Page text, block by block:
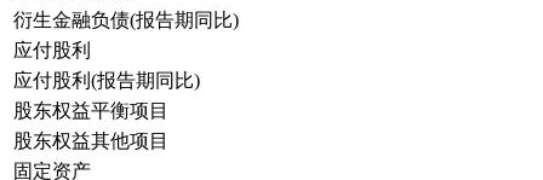
衍生金融负债(报告期同比)
应付股利
应付股利(报告期同比)
股东权益平衡项目
股东权益其他项目
固定资产